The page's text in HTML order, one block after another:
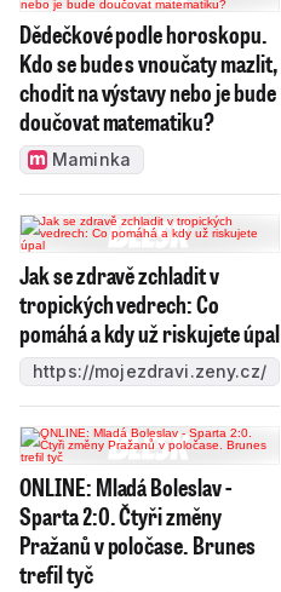
Dědečkové podle horoskopu.
Kdo se bude s vnoučaty mazlit,
chodit na výstavy nebo je bude
doučovat matematiku?
Maminka
Jak se zdravě zchladit v
tropických vedrech: Co
pomáhá a kdy už riskujete úpal
https://mojezdravi.zeny.cz/
ONLINE: Mladá Boleslav -
Sparta 2:0. Čtyři změny
Pražanů v poločase. Brunes
trefil tyč